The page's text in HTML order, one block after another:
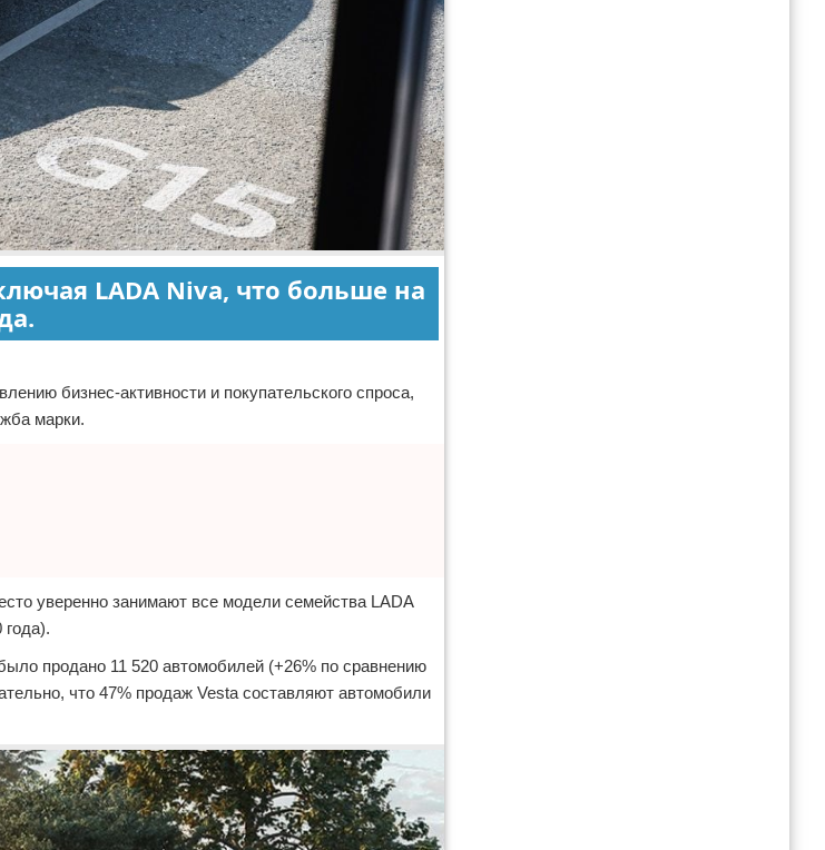
LADA Niva, что больше на
бизнес-активности и покупательского спроса,
марки.
уверенно занимают все модели семейства LADA
продано 11 520 автомобилей (+26% по сравнению
что 47% продаж Vesta составляют автомобили